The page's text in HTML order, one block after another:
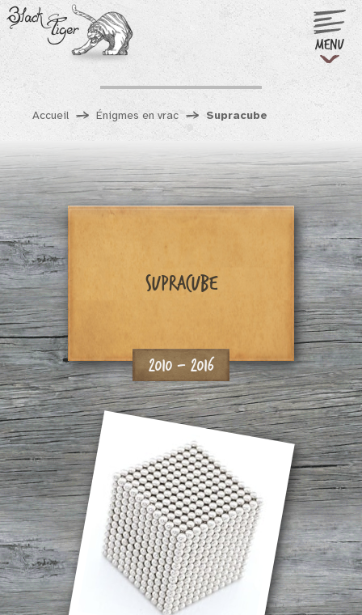
Black Tiger Menu
Accueil Énigmes en vrac Supracube
Supracube
2010 - 2016